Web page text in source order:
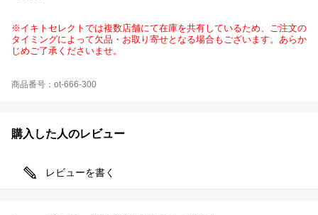
※イキトセレクトでは複数店舗にて在庫を共有しているため、ご注文の
タイミングによって欠品・お取り寄せとなる場合もございます。あらか
じめご了承くださいませ。
商品番号：ot-666-300
購入した人のレビュー
レビューを書く